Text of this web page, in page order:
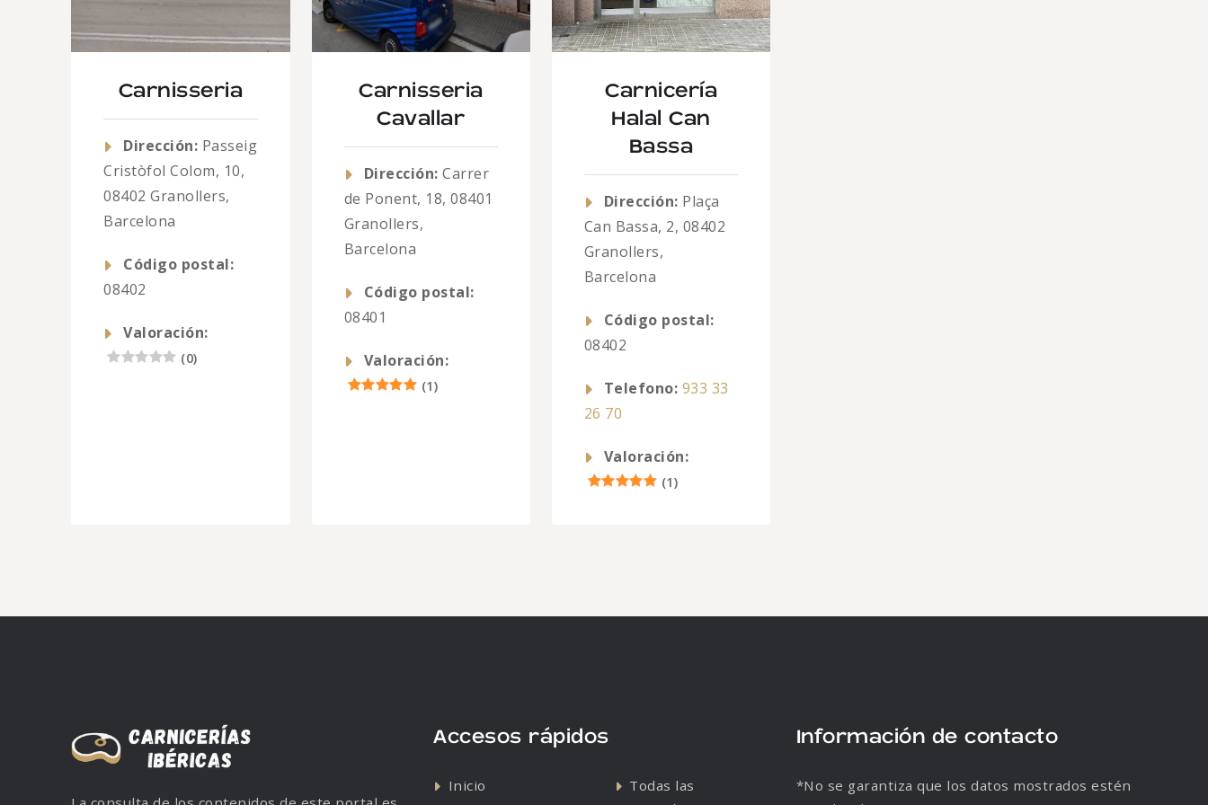
Carnisseria
Dirección: Passeig
Cristòfol Colom, 10,
08402 Granollers,
Barcelona
Código postal:
08402
Valoración:
(0)
Carnisseria
Cavallar
Dirección: Carrer
de Ponent, 18, 08401
Granollers,
Barcelona
Código postal:
08401
Valoración:
(1)
Carnicería
Halal Can
Bassa
Dirección: Plaça
Can Bassa, 2, 08402
Granollers,
Barcelona
Código postal:
08402
Telefono: 933 33
26 70
Valoración:
(1)
Accesos rápidos
Inicio
Todas las
Información de contacto
*No se garantiza que los datos mostrados estén